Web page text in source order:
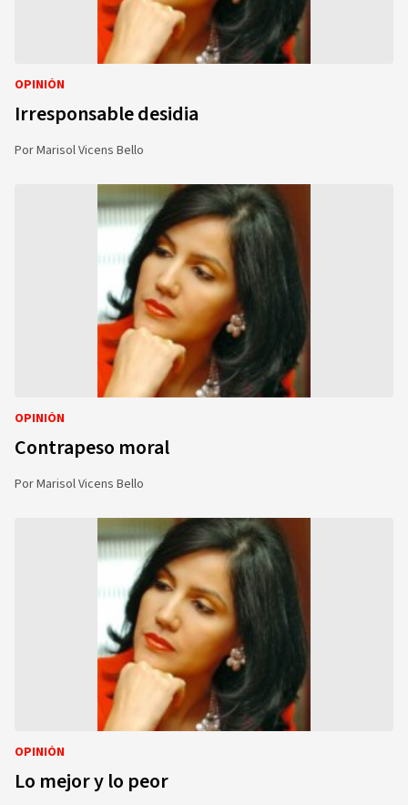
OPINIÓN
Irresponsable desidia
PorMarisol Vicens Bello
OPINIÓN
Contrapeso moral
PorMarisol Vicens Bello
OPINIÓN
Lo mejor y lo peor